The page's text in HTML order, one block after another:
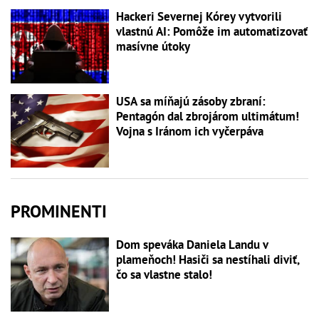
Hackeri Severnej Kórey vytvorili
vlastnú AI: Pomôže im automatizovať
masívne útoky
USA sa míňajú zásoby zbraní:
Pentagón dal zbrojárom ultimátum!
Vojna s Iránom ich vyčerpáva
PROMINENTI
Dom speváka Daniela Landu v
plameňoch! Hasiči sa nestíhali diviť,
čo sa vlastne stalo!